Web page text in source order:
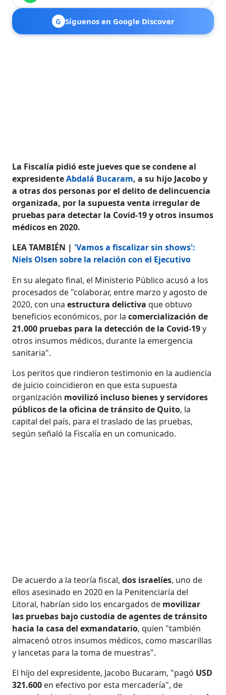
G Síguenos en Google Discover
La Fiscalía pidió este jueves que se condene al
expresidenteAbdalá Bucaram, a su hijo Jacobo y
a otras dos personas por el delito de delincuencia
organizada, por la supuesta venta irregular de
pruebas para detectar la Covid-19 y otros insumos
médicos en 2020.
LEA TAMBIÉN | 'Vamos a fiscalizar sin shows':
Niels Olsen sobre la relación con el Ejecutivo
En su alegato final, el Ministerio Público acusó a los
procesados de "colaborar, entre marzo y agosto de
2020, con una estructura delictiva que obtuvo
beneficios económicos, por la comercialización de
21.000 pruebas para la detección de la Covid-19y
otros insumos médicos, durante la emergencia
sanitaria".
Los peritos que rindieron testimonio en la audiencia
de juicio coincidieron en que esta supuesta
organización movilizó incluso bienes y servidores
públicos de la oficina de tránsito de Quito, la
capital del país, para el traslado de las pruebas,
según señaló la Fiscalía en un comunicado.
De acuerdo a la teoría fiscal,dos israelíes, uno de
ellos asesinado en 2020 en la Penitenciaría del
Litoral, habrían sido los encargados de movilizar
las pruebas bajo custodia de agentes de tránsito
hacia la casa del exmandatario, quien "también
almacenó otros insumos médicos, como mascarillas
y lancetas para la toma de muestras".
El hijo del expresidente, Jacobo Bucaram, "pagó USD
321.600 en efectivo por esta mercadería", de